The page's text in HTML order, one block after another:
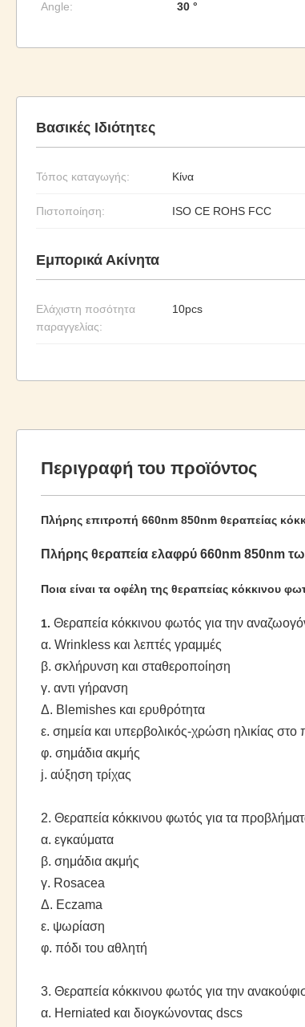
Angle: 30 °
Βασικές Ιδιότητες
Τόπος καταγωγής: Κίνα
Πιστοποίηση: ISO CE ROHS FCC
Εμπορικά Ακίνητα
Ελάχιστη ποσότητα
παραγγελίας:
10pcs
Περιγραφή του προϊόντος
Πλήρης επιτροπή 660nm 850nm θεραπείας
Πλήρης θεραπεία ελαφρύ 660nm 850nm
Ποια είναι τα οφέλη της θεραπείας κόκκινου
1. Θεραπεία κόκκινου φωτός για την
α. Wrinkless και λεπτές γραμμές
β. σκλήρυνση και σταθεροποίηση
γ. αντι γήρανση
Δ. Blemishes και ερυθρότητα
ε. σημεία και υπερβολικός-χρώση ηλικίας
φ. σημάδια ακμής
j. αύξηση τρίχας
2. Θεραπεία κόκκινου φωτός για τα
α. εγκαύματα
β. σημάδια ακμής
γ. Rosacea
Δ. Eczama
ε. ψωρίαση
φ. πόδι του αθλητή
3. Θεραπεία κόκκινου φωτός για την
α. Herniated και διογκώνοντας dscs